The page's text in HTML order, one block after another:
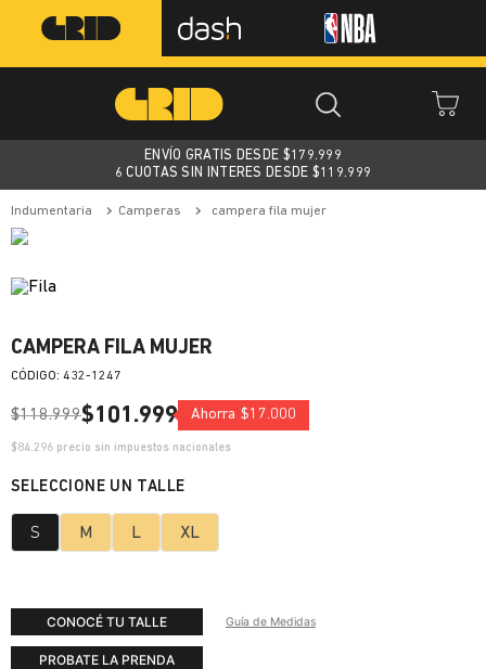
ENVÍO GRATIS DESDE $179.999
6 CUOTAS SIN INTERES DESDE $119.999
indumentaria camperas campera fila mujer
CAMPERA FILA MUJER
: 432-1247
$118.999$101 .999 Ahorra $17.000
$84.296 precio sin impuestos nacionales
S M L XL
CONOCÉ TU TALLE Guía de Medidas
PROBATE LA PRENDA